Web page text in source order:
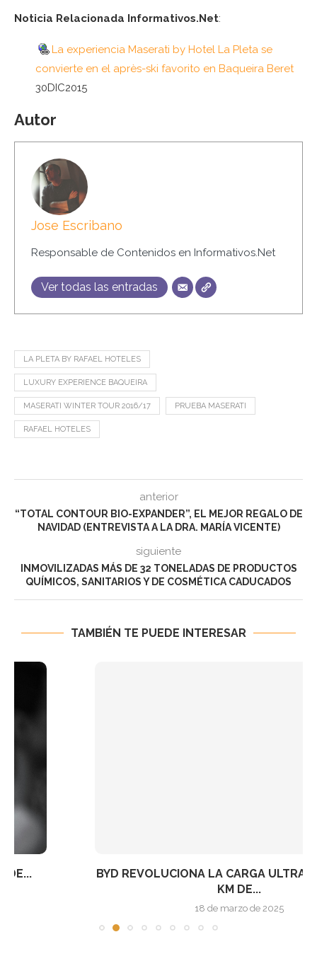
Noticia Relacionada Informativos.Net:
La experiencia Maserati by Hotel La Pleta se
convierte en el après-ski favorito en Baqueira Beret
30DIC2015
Autor
Jose Escribano
Responsable de Contenidos en Informativos.Net
Ver todas las entradas
LA PLETA BY RAFAEL HOTELES
LUXURY EXPERIENCE BAQUEIRA
MASERATI WINTER TOUR 2016/17 PRUEBA MASERATI
RAFAEL HOTELES
anterior
“TOTAL CONTOUR BIO-EXPANDER”, EL MEJOR REGALO DE
NAVIDAD (ENTREVISTA A LA DRA. MARÍA VICENTE)
siguiente
INMOVILIZADAS MÁS DE 32 TONELADAS DE PRODUCTOS
QUÍMICOS, SANITARIOS Y DE COSMÉTICA CADUCADOS
TAMBIÉN TE PUEDE INTERESAR
BYD REVOLUCIONA LA CARGA ULTRARRÁPIDA: 400
18 de marzo de 2025